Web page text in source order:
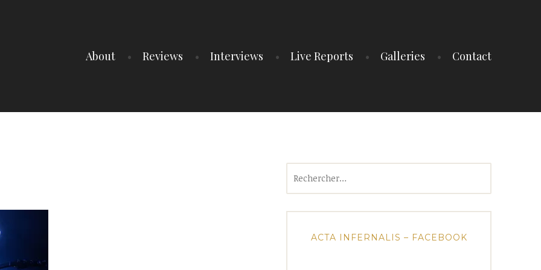
About Reviews Interviews Live Reports Galleries Contact
ACTA INFERNALIS – FACEBOOK